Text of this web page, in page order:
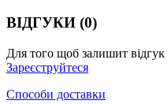
ВІДГУКИ (0)
Для того щоб залишит відгук
Зареєструйтеся
Способи доставки